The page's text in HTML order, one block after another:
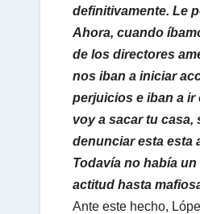
definitivamente. Le
Ahora, cuando
de los directores
nos iban a iniciar
perjuicios e iban a ir
voy a sacar tu
denunciar esta esta
Todavía no había
actitud hasta
Ante este hecho,